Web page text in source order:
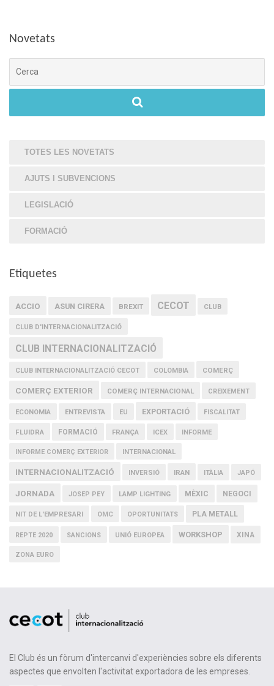
Novetats
TOTES LES NOVETATS
AJUTS I SUBVENCIONS
LEGISLACIÓ
FORMACIÓ
Etiquetes
ACCIO ASUN CIRERA BREXIT CECOT CLUB
CLUB D'INTERNACIONALITZACIÓ
CLUB INTERNACIONALITZACIÓ
CLUB INTERNACIONALITZACIÓ CECOT COLOMBIA COMERÇ
COMERÇ EXTERIOR COMERÇ INTERNACIONAL CREIXEMENT
ECONOMIA ENTREVISTA EU EXPORTACIÓ FISCALITAT
FLUIDRA FORMACIÓ FRANÇA ICEX INFORME
INFORME COMERÇ EXTERIOR INTERNACIONAL
INTERNACIONALITZACIÓ INVERSIÓ IRAN ITÀLIA JAPÓ
JORNADA JOSEP PEY LAMP LIGHTING MÈXIC NEGOCI
NIT DE L'EMPRESARI OMC OPORTUNITATS PLA METALL
REPTE 2020 SANCIONS UNIÓ EUROPEA WORKSHOP XINA
ZONA EURO
El Club és un fòrum d'intercanvi d'experiències sobre els diferents
aspectes que envolten l'activitat exportadora de les empreses.